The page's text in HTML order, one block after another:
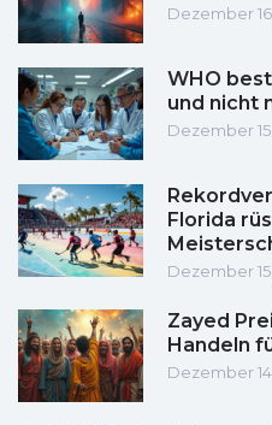
Dezember
WHO
und nicht
Dezember
Florida
Dezember
Zayed
Handeln
Dezember